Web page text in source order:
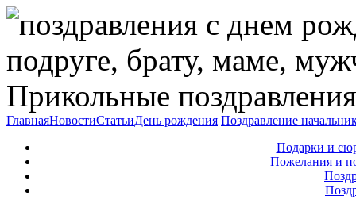
Прикольные
ГлавнаяНовостиСтатьиДень рождения Поздравление
Подарки и
Пожелания и